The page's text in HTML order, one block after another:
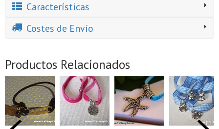
Características
Costes de Envío
Productos Relacionados